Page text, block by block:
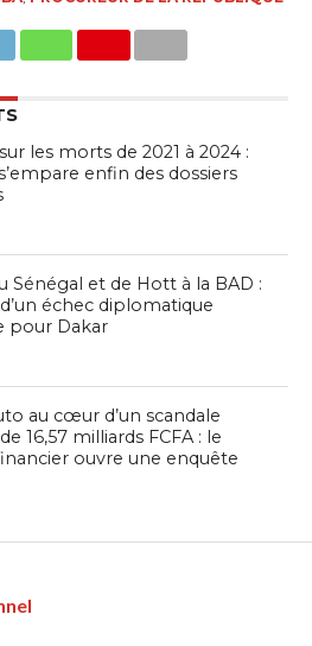
les morts de 2021 à 2024 :
enfin des dossiers
Sénégal et de Hott à la BAD :
échec diplomatique
pour Dakar
au cœur d’un scandale
16,57 milliards FCFA : le
ouvre une enquête